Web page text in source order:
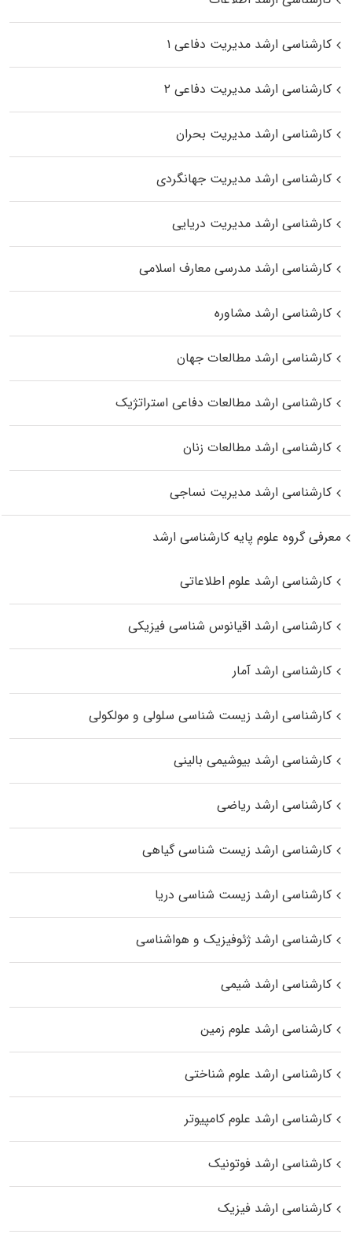
کارشناسی ارشد مدیریت دفاعی ۱
کارشناسی ارشد مدیریت دفاعی ۲
کارشناسی ارشد مدیریت بحران
کارشناسی ارشد مدیریت جهانگردی
کارشناسی ارشد مدیریت دریایی
کارشناسی ارشد مدرسی معارف اسلامی
کارشناسی ارشد مشاوره
کارشناسی ارشد مطالعات جهان
کارشناسی ارشد مطالعات دفاعی استراتژیک
کارشناسی ارشد مطالعات زنان
کارشناسی ارشد مدیریت نساجی
معرفی گروه علوم پایه کارشناسی ارشد
کارشناسی ارشد علوم اطلاعاتی
کارشناسی ارشد اقیانوس‌ شناسی فیزیکی
کارشناسی ارشد آمار
کارشناسی ارشد زیست شناسی سلولی و مولکولی
کارشناسی ارشد بیوشیمی بالینی
کارشناسی ارشد ریاضی
کارشناسی ارشد زیست‌ شناسی گیاهی
کارشناسی ارشد زیست‌ شناسی دریا
کارشناسی ارشد ژئوفیزیک و هواشناسی
کارشناسی ارشد شیمی
کارشناسی ارشد علوم زمین
کارشناسی ارشد علوم شناختی
کارشناسی ارشد علوم کامپیوتر
کارشناسی ارشد فوتونیک
کارشناسی ارشد فیزیک